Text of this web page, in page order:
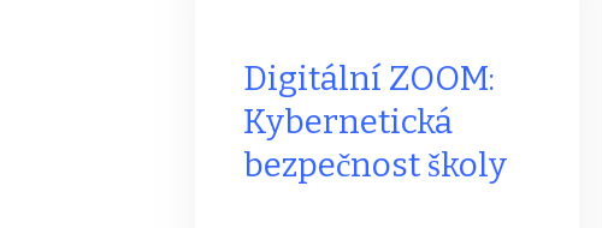
Digitální ZOOM:
Kybernetická
bezpečnost školy